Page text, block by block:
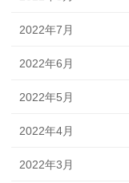
2022年7月
2022年6月
2022年5月
2022年4月
2022年3月